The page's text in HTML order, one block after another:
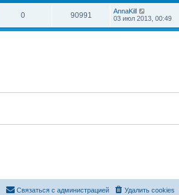
0 90991
AnnaKill
03 июл 2013, 00:49
Удалить cookies
Связаться с администрацией